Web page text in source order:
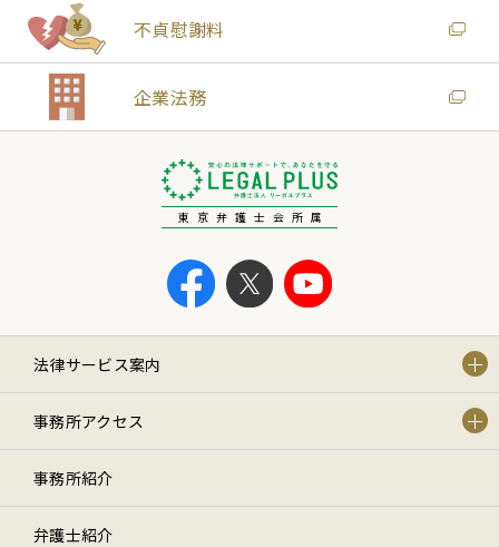
不貞慰謝料
企業法務
東京弁護士会所属
法律サービス案内
事務所アクセス
事務所紹介
弁護士紹介